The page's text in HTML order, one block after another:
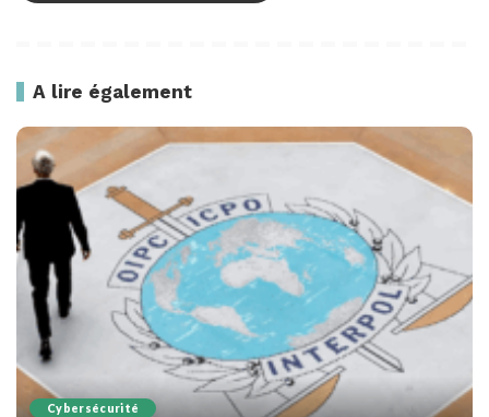
A lire également
Cybersécurité